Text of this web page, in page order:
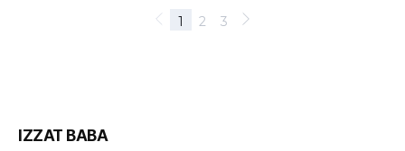
IZZAT BABA